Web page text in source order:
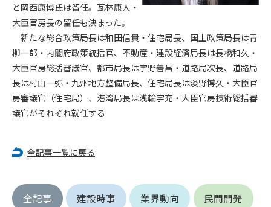
と岡西康博氏は留任。瓦林康人・
大臣官房長の留任も決まった。
新たな総合政策局長は和田信貴・住宅局長、国土政策局長は青
柳一郎・内閣府政策統括官、不動産・建設経済局長は長橋和久・
大臣官房総括審議官、都市局長は宇野善昌・道路局次長、道路局
長は村山一弥・九州地方整備局長、住宅局長は淡野博久・大臣官
房審議官（住宅局）、港湾局長は浅輪宇充・大臣官房技術総括審
議官がそれぞれ就任する
全記事一覧に戻る
全記事 建設時事 業界動向 民間開発
第5条（IDおよびパスワードの管理）
1. 会員は申込の際に管理者が発行したIDおよびパスワードの使
用および管理について責任を負うものとします。
2. 会員は、自己のIDおよびパスワードを、貸与、譲渡、売買、
その他形態を問わず、第三者に利用させることはできませ
ん。
3. 会員は、IDおよびパスワードの管理不十分、使用上の過誤、
第三者（他の会員を含む）の使用等による損害について責任
を負うものとし、管理者は一切責任を負いません。
1. 会員は建設資料館WEB上で以下の行為をしないものとしま
(1) 第三者または管理者の著作権、その他知的所有権を侵害す
る行為